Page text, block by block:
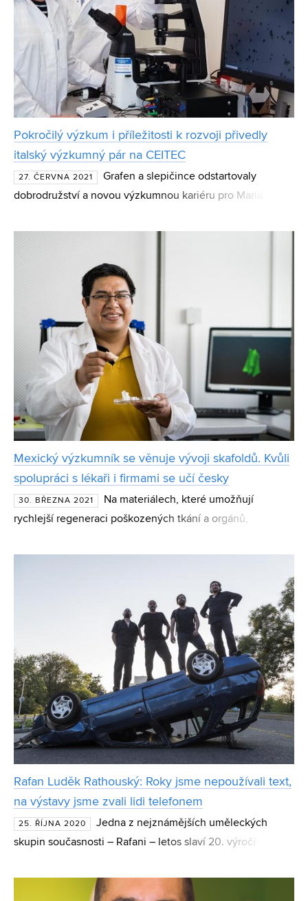
Pokročilý výzkum i příležitosti k rozvoji přivedly
italský výzkumný pár na CEITEC
27. ČERVNA 2021
Grafen a slepičince odstartovaly
dobrodružství a novou výzkumnou kariéru pro Maria Ursu
pera Martina Pumery a rozhodli se zažádat o místo na C
Mexický výzkumník se věnuje vývoji skafoldů. Kvůli
spolupráci s lékaři i firmami se učí česky
30. BŘEZNA 2021
Na materiálech, které umožňují
rychlejší regeneraci poškozených tkání a orgánů,
B. Montufar. Ačkoliv je původně z Mexika, do Česka
Rafan Luděk Rathouský: Roky jsme nepoužívali text,
na výstavy jsme zvali lidi telefonem
25. ŘÍJNA 2020
Jedna z nejznámějších uměleckých
skupin současnosti – Rafani – letos slaví 20. výročí
cyklus výstav v Moravské galerii v Brně, který autoři po